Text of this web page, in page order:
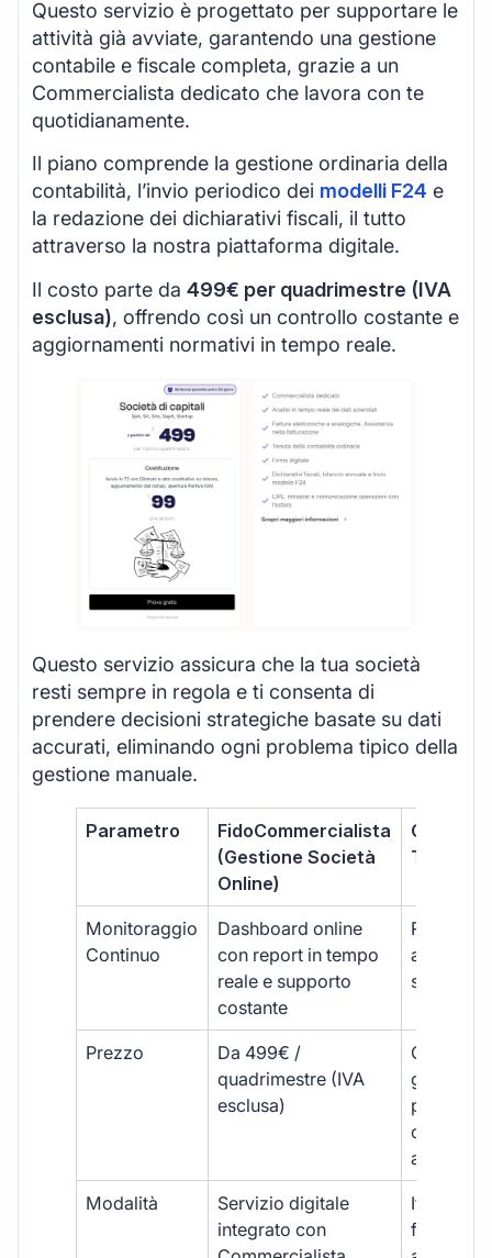
Questo servizio è progettato per supportare le
attività già avviate, garantendo una gestione
contabile e fiscale completa, grazie a un
Commercialista dedicato che lavora con te
quotidianamente.
Il piano comprende la gestione ordinaria della
contabilità, l’invio periodico dei modelli F24 e
la redazione dei dichiarativi fiscali, il tutto
attraverso la nostra piattaforma digitale.
Il costo parte da 499€ per quadrimestre (IVA
esclusa), offrendo così un controllo costante e
aggiornamenti normativi in tempo reale.
Questo servizio assicura che la tua società
resti sempre in regola e ti consenta di
prendere decisioni strategiche basate su dati
accurati, eliminando ogni problema tipico della
gestione manuale.
Parametro
FidoCommercialista
(Gestione Società
Online)
Monitoraggio
Continuo
Dashboard online
con report in tempo
reale e supporto
costante
Report
sporadici
Prezzo
Da 499€ /
quadrimestre (IVA
esclusa)
Costi
più
ogni
Modalità
Servizio digitale
integrato con
Iter